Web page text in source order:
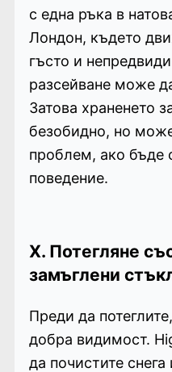
с една ръка в
Лондон, където
гъсто и
разсейване може
Затова храненето
безобидно, но
проблем, ако бъде
поведение.
X. Потегляне
замъглени
Преди да
добра видимост.
да почистите